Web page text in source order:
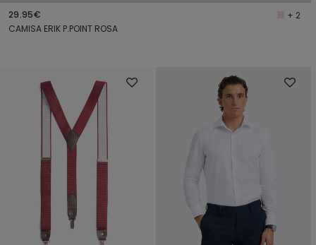
29.95€
+ 2
CAMISA ERIK P.POINT ROSA